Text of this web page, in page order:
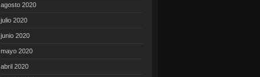
agosto 2020
julio 2020
junio 2020
mayo 2020
abril 2020